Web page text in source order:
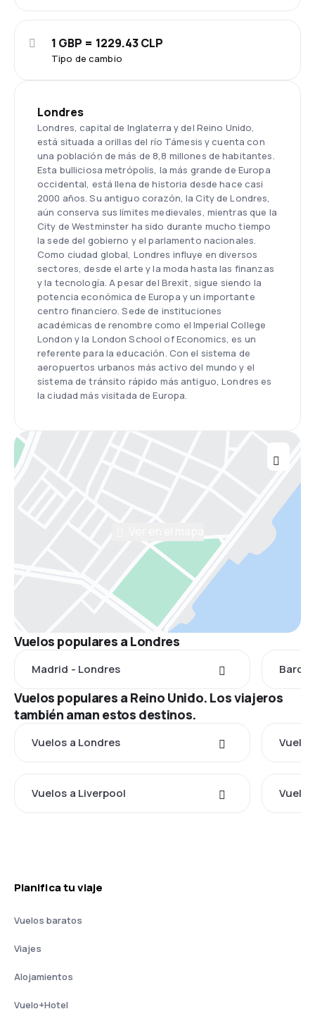
Tipo de cambio
1 GBP = 1229.43 CLP
Londres
Londres, capital de Inglaterra y del Reino Unido,
está situada a orillas del río Támesis y cuenta con
una población de más de 8,8 millones de habitantes.
Esta bulliciosa metrópolis, la más grande de Europa
occidental, está llena de historia desde hace casi
2000 años. Su antiguo corazón, la City de Londres,
aún conserva sus límites medievales, mientras que la
City de Westminster ha sido durante mucho tiempo
la sede del gobierno y el parlamento nacionales.
Como ciudad global, Londres influye en diversos
sectores, desde el arte y la moda hasta las finanzas
y la tecnología. A pesar del Brexit, sigue siendo la
potencia económica de Europa y un importante
centro financiero. Sede de instituciones
académicas de renombre como el Imperial College
London y la London School of Economics, es un
referente para la educación. Con el sistema de
aeropuertos urbanos más activo del mundo y el
sistema de tránsito rápido más antiguo, Londres es
la ciudad más visitada de Europa.
Vuelos populares a Londres
Madrid - Londres
Vuelos populares a Reino Unido. Los viajeros
también aman estos destinos.
Vuelos a Londres
Vuelos a Liverpool
Planifica tu viaje
Vuelos baratos
Viajes
Alojamientos
Vuelo+Hotel